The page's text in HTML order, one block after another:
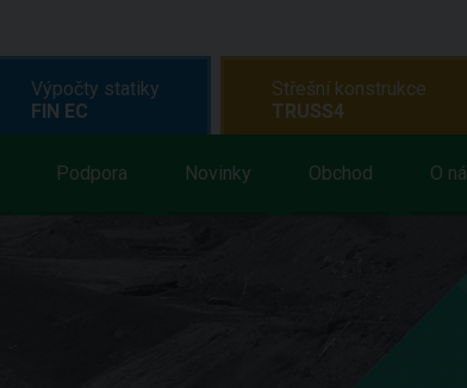
Podpora Novinky Obchod O
Výpočty statiky
FIN EC
Střešní konstrukce
TRUSS4